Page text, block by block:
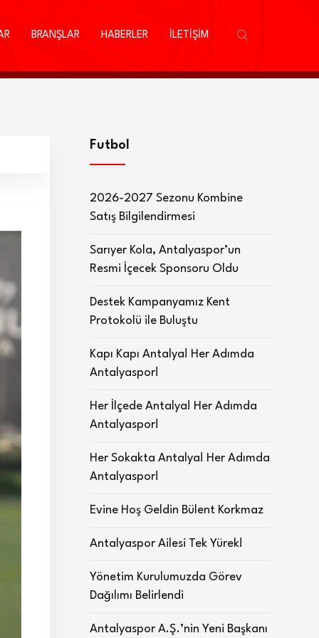
BRANŞLAR HABERLER İLETİŞİM
Futbol
2026-2027 Sezonu Kombine
Satış Bilgilendirmesi
Sarıyer Kola, Antalyaspor’un
Resmi İçecek Sponsoru Oldu
Destek Kampanyamız Kent
Protokolü ile Buluştu
Kapı Kapı Antalya! Her Adımda
Antalyaspor!
Her İlçede Antalya! Her Adımda
Antalyaspor!
Her Sokakta Antalya! Her Adımda
Antalyaspor!
Evine Hoş Geldin Bülent Korkmaz
Antalyaspor Ailesi Tek Yürek!
Yönetim Kurulumuzda Görev
Dağılımı Belirlendi
Antalyaspor A.Ş.’nin Yeni Başkanı